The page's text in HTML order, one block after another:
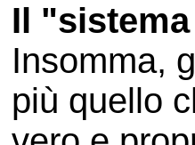
Il
Insomma,
più quello